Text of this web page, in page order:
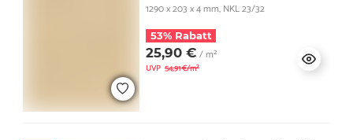
1290 x 203 x 4 mm, NKL 23/32
53% Rabatt
25,90 € / m²
UVP 54,91 €/m²